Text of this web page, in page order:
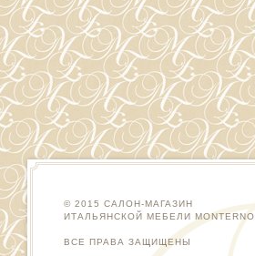
© 2015 САЛОН-МАГАЗИН
ИТАЛЬЯНСКОЙ МЕБЕЛИ MONTERNO
ВСЕ ПРАВА ЗАЩИЩЕНЫ